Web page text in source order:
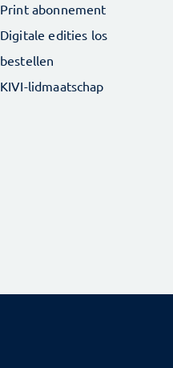
Print abonnement
Digitale edities los
bestellen
KIVI-lidmaatschap